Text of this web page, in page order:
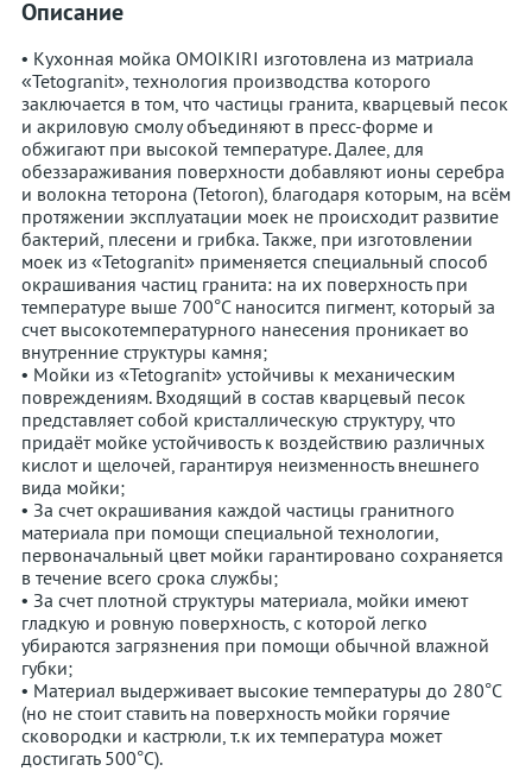
Описание
• Кухонная мойка OMOIKIRI изготовлена из матриала
«Tetogranit», технология производства которого
заключается в том, что частицы гранита, кварцевый песок
и акриловую смолу объединяют в пресс-форме и
обжигают при высокой температуре. Далее, для
обеззараживания поверхности добавляют ионы серебра
и волокна теторона (Tetoron), благодаря которым, на всём
протяжении эксплуатации моек не происходит развитие
бактерий, плесени и грибка. Также, при изготовлении
моек из «Tetogranit» применяется специальный способ
окрашивания частиц гранита: на их поверхность при
температуре выше 700°С наносится пигмент, который за
счет высокотемпературного нанесения проникает во
внутренние структуры камня;
• Мойки из «Tetogranit» устойчивы к механическим
повреждениям. Входящий в состав кварцевый песок
представляет собой кристаллическую структуру, что
придаёт мойке устойчивость к воздействию различных
кислот и щелочей, гарантируя неизменность внешнего
вида мойки;
• За счет окрашивания каждой частицы гранитного
материала при помощи специальной технологии,
первоначальный цвет мойки гарантировано сохраняется
в течение всего срока службы;
• За счет плотной структуры материала, мойки имеют
гладкую и ровную поверхность, с которой легко
убираются загрязнения при помощи обычной влажной
губки;
• Материал выдерживает высокие температуры до 280°С
(но не стоит ставить на поверхность мойки горячие
сковородки и кастрюли, т.к их температура может
достигать 500°С).